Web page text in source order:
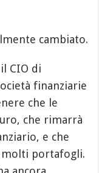
cambiato.
CIO di
finanziarie
che le
che rimarrà
e che
molti portafogli.